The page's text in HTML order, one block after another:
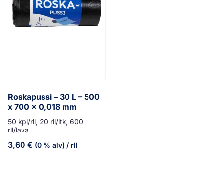
Roskapussi – 30 L – 500
x 700 x 0,018 mm
50 kpl/rll, 20 rll/ltk, 600
rll/lava
3,60 € (0 % alv) / rll